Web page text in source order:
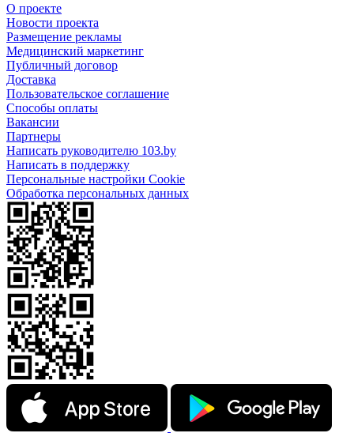
О проекте
Новости проекта
Размещение рекламы
Медицинский маркетинг
Публичный договор
Доставка
Пользовательское соглашение
Способы оплаты
Вакансии
Партнеры
Написать руководителю 103.by
Написать в поддержку
Персональные настройки Cookie
Обработка персональных данных